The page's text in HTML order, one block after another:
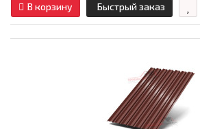
В корзину Быстрый заказ